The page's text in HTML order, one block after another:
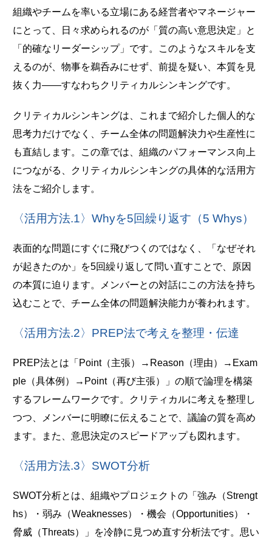
組織やチームを率いる立場にある経営者やマネージャー
にとって、日々求められるのが「質の高い意思決定」と
「的確なリーダーシップ」です。このようなスキルを支
えるのが、物事を鵜呑みにせず、前提を疑い、本質を見
抜く力——すなわちクリティカルシンキングです。
クリティカルシンキングは、これまで紹介した個人的な
思考力だけでなく、チーム全体の問題解決力や生産性に
も直結します。この章では、組織のパフォーマンス向上
につながる、クリティカルシンキングの具体的な活用方
法をご紹介します。
〈活用方法.1〉Whyを5回繰り返す（5 Whys）
表面的な問題にすぐに飛びつくのではなく、「なぜそれ
が起きたのか」を5回繰り返して問い直すことで、原因
の本質に迫ります。メンバーとの対話にこの方法を持ち
込むことで、チーム全体の問題解決能力が養われます。
〈活用方法.2〉PREP法で考えを整理・伝達
PREP法とは「Point（主張）→Reason（理由）→Exam
ple（具体例）→Point（再び主張）」の順で論理を構築
するフレームワークです。クリティカルに考えを整理し
つつ、メンバーに明瞭に伝えることで、議論の質を高め
ます。また、意思決定のスピードアップも図れます。
〈活用方法.3〉SWOT分析
SWOT分析とは、組織やプロジェクトの「強み（Strengt
hs）・弱み（Weaknesses）・機会（Opportunities）・
脅威（Threats）」を冷静に見つめ直す分析法です。思い